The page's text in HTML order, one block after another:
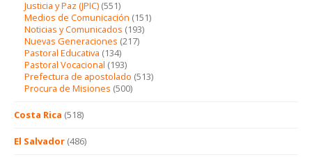
Justicia y Paz (JPIC) (551)
Medios de Comunicación (151)
Noticias y Comunicados (193)
Nuevas Generaciones (217)
Pastoral Educativa (134)
Pastoral Vocacional (193)
Prefectura de apostolado (513)
Procura de Misiones (500)
Costa Rica (518)
El Salvador (486)